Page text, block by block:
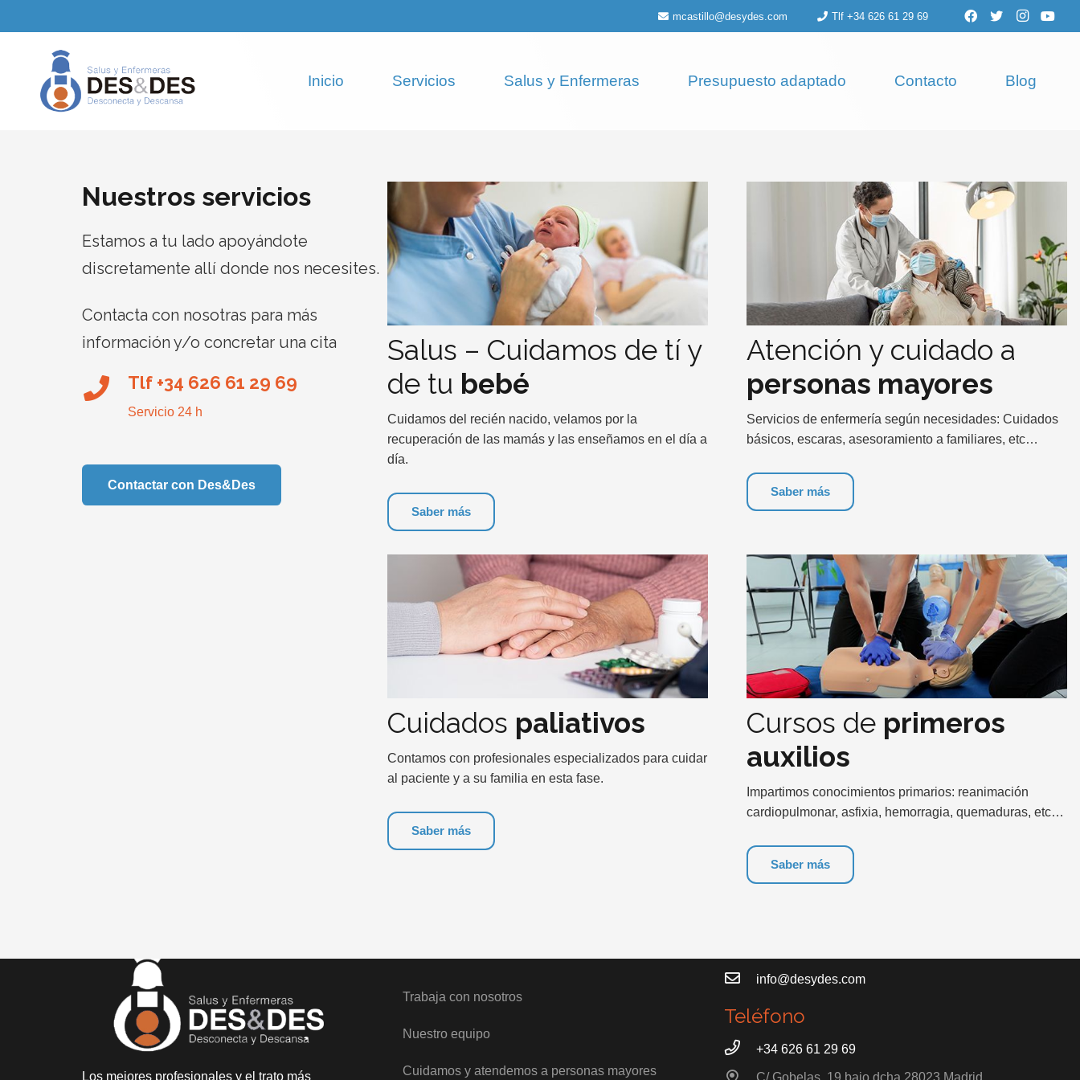
mcastillo@desydes.com Tlf +34 626 61 29 69
Inicio Servicios Salus y Enfermeras Presupuesto adaptado Contacto Blog
Nuestros servicios
Estamos a tu lado apoyándote
discretamente allí donde nos necesites.
Contacta con nosotras para más
información y/o concretar una cita
Tlf +34 626 61 29 69
Servicio 24 h
Contactar con Des&Des
Salus – Cuidamos de tí y
de tu bebé
Cuidamos del recién nacido, velamos por la
recuperación de las mamás y las enseñamos en el día a
día.
Saber más
Atención y cuidado a
personas mayores
Servicios de enfermería según necesidades: Cuidados
básicos, escaras, asesoramiento a familiares, etc…
Saber más
Cuidados paliativos
Contamos con profesionales especializados para cuidar
al paciente y a su familia en esta fase.
Saber más
Cursos de primeros
auxilios
Impartimos conocimientos primarios: reanimación
cardiopulmonar, asfixia, hemorragia, quemaduras, etc…
Saber más
Los mejores profesionales y el trato más
Trabaja con nosotros
Nuestro equipo
Cuidamos y atendemos a personas mayores
info@desydes.com
Teléfono
+34 626 61 29 69